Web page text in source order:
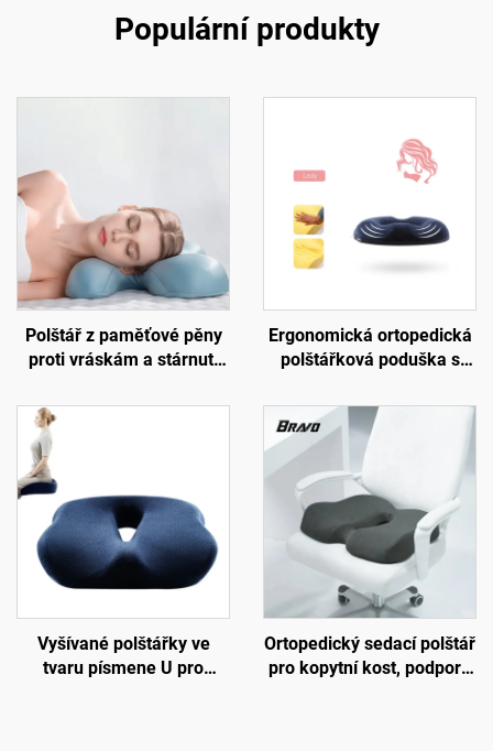
Populární produkty
Polštář z paměťové pěny
proti vráskám a stárnutí
boku a podporu krku,
krásný spánkový polštář,
polštář z paměťové pěny
Ergonomická ortopedická
polštářková poduška s
kancelářskou židli S4
Vyšívané polštářky ve
tvaru písmene U pro
Ortopedický sedací polštář
pro kopytní kost, podpora